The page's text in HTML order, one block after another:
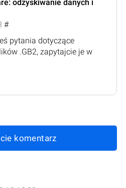
odzyskiwanie danych i
#
pytania dotyczące
.GB2, zapytajcie je w
komentarz